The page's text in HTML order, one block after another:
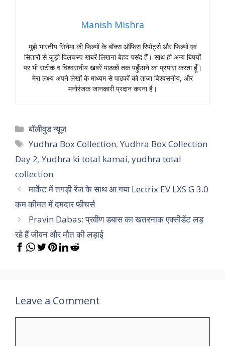
Manish Mishra
मुझे भारतीय सिनेमा की फिल्मों के बॉक्स ऑफिस रिपोर्ट्स और फिल्मों एवं
सितारों से जुड़ी दिलचस्प खबरें लिखना बेहद पसंद हैं। साथ ही अन्य बिषयों
पर भी सटीक व विश्वसनीय खबरें पाठकों तक पहुँछाने का प्रयास करता हूँ।
मेरा लक्ष्य अपने लेखों के माध्यम से पाठकों को ताजा विश्वसनीय, और
मनोरंजक जानकारी प्रदान करना है।
Categories
बॉलीवुड न्यूज़
Tags
Yudhra Box Collection,Yudhra Box Collection
Day 2, Yudhra ki total kamai, yudhra total
collection
मार्केट में तगड़ी रेंज के साथ आ गया Lectrix EV LXS G 3.0
कम कीमत में दमदार फीचर्स
Pravin Dabas: प्रवीण डबास का खतरनाक एक्सीडेंट लड़
रहे हैं जीवन और मौत की लड़ाई
Leave a Comment